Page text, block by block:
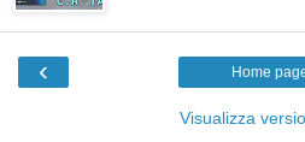
‹ Home
Visualizza